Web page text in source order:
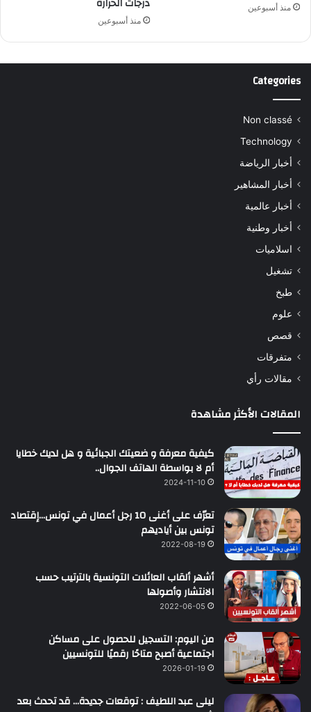
منذ أسبوعين
منذ أسبوعين
Categories
Non classé
Technology
أخبار الرياضة
أخبار المشاهير
أخبار عالمية
أخبار وطنية
اسلاميات
تشغيل
طبخ
علوم
قصص
متفرقات
مقالات رأي
المقالات الأكثر مشاهدة
كيفية معرفة و ضعيتك الجبائية و هل لديك خطايا
أم لا بواسطة الهاتف الجوال..
2024-11-10
تعرّف على أغنى 10 رجل أعمال في تونس…إقتصاد
تونس بين أياديهم
2022-08-19
أشهر ألقاب العائلات التونسية بالترتيب حسب
الانتشار وأصولها
2022-06-05
من اليوم: التسجيل للحصول على مساكن
اجتماعية أصبح متاحًا رقميًا للتونسيين
2026-01-19
ليلى عبد اللطيف : توقعات جديدة… قد تحدث بعد